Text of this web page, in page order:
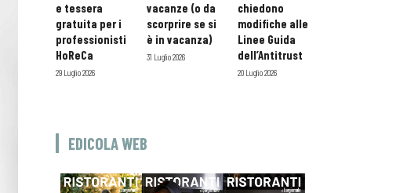
e tessera
gratuita per i
professionisti
HoReCa
29 Luglio 2026
vacanze (o da
scorprire se si
è in vacanza)
31 Luglio 2026
chiedono
modifiche alle
Linee Guida
dell’Antitrust
20 Luglio 2026
EDICOLA WEB